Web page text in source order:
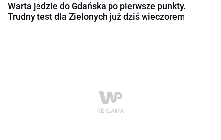
Warta jedzie do Gdańska po pierwsze punkty.
Trudny test dla Zielonych już dziś wieczorem